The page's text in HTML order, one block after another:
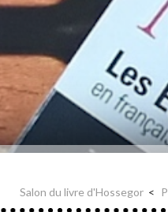
Salon du livre d'Hossegor